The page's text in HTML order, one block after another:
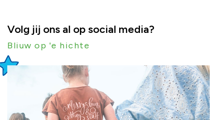
Volg jij ons al op social media?
Bliuw op 'e hichte